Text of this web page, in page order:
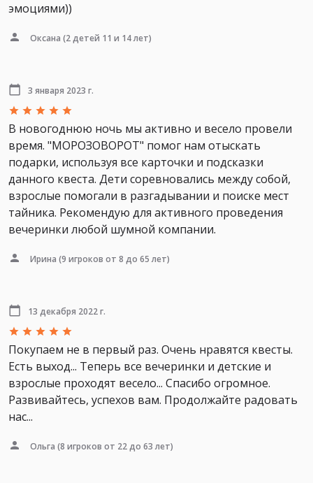
эмоциями))
Оксана (2 детей 11 и 14 лет)
3 января 2023 г.
В новогоднюю ночь мы активно и весело провели
время. "МОРОЗОВОРОТ" помог нам отыскать
подарки, используя все карточки и подсказки
данного квеста. Дети соревновались между собой,
взрослые помогали в разгадывании и поиске мест
тайника. Рекомендую для активного проведения
вечеринки любой шумной компании.
Ирина (9 игроков от 8 до 65 лет)
13 декабря 2022 г.
Покупаем не в первый раз. Очень нравятся квесты.
Есть выход... Теперь все вечеринки и детские и
взрослые проходят весело... Спасибо огромное.
Развивайтесь, успехов вам. Продолжайте радовать
нас...
Ольга (8 игроков от 22 до 63 лет)